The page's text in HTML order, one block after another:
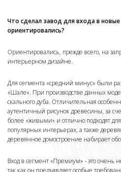
Что сделал завод для входа в новые
ориентировались?
Ориентировались, прежде всего, на
интерьерном дизайне.
Для сегмента «средний минус» были
«Шале». При производстве данных
скального дуба. Отличительная
аутентичный рисунок древесины, за
более «живыми» и отлично подходят
популярных интерьерах, а также
деревянное домостроение набирает
Вход в сегмент «Премиум» - это очень
так как он предъявляет особые